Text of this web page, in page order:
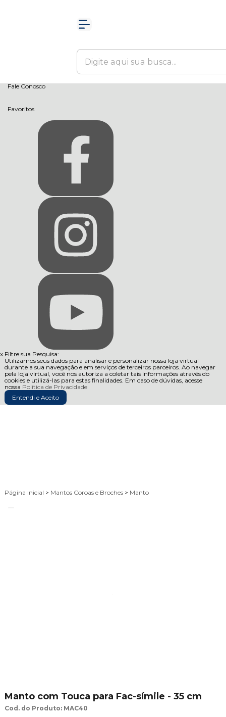
Fale Conosco
Favoritos
x Filtre sua Pesquisa:
Utilizamos seus dados para analisar e personalizar nossa loja virtual
durante a sua navegação e em serviços de terceiros parceiros. Ao navegar
pela loja virtual, você nos autoriza a coletar tais informações através do
cookies e utilizá-las para estas finalidades. Em caso de dúvidas, acesse
nossa Política de Privacidade
Entendi e Aceito
Página Inicial > Mantos Coroas e Broches > Manto
Manto com Touca para Fac-símile - 35 cm
Cod. do Produto: MAC40